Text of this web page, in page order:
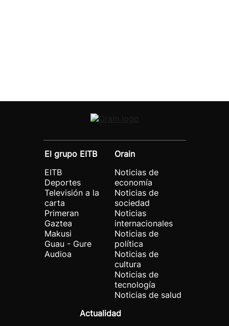
El grupo EITB
EITB
Deportes
Televisión a la
carta
Primeran
Gaztea
Makusi
Guau - Gure
Audioa
Orain
Noticias de
economía
Noticias de
sociedad
Noticias
internacionales
Noticias de
política
Noticias de
cultura
Noticias de
tecnología
Noticias de salud
Actualidad